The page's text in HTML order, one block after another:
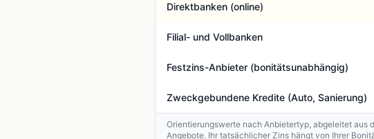
Direktbanken (online)
Filial- und Vollbanken
Festzins-Anbieter (bonitätsunabhängig)
Zweckgebundene Kredite (Auto, Sanierung)
Orientierungswerte nach Anbietertyp, abgeleitet aus
Angebote. Ihr tatsächlicher Zins hängt von Ihrer